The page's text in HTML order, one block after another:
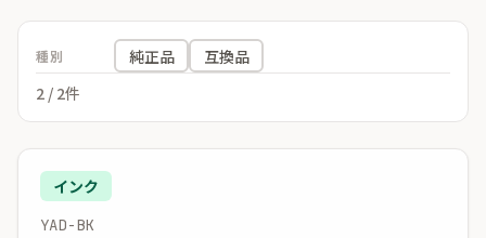
種別 純正品
互換品
2 / 2件
インク
YAD-BK